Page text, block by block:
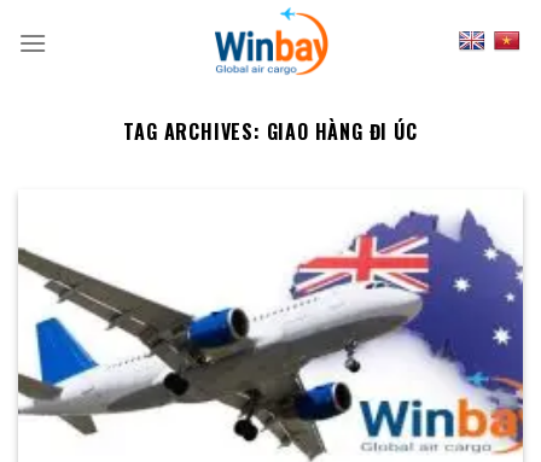
TAG ARCHIVES: GIAO HÀNG ĐI ÚC